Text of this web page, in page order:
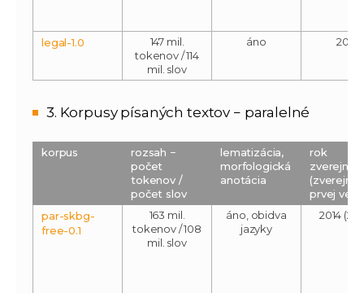
legal-1.0
147 mil.
tokenov / 114
mil. slov
áno 2011
3. Korpusy písaných textov − paralelné
korpus
rozsah −
počet
tokenov /
počet slov
lematizácia,
morfologická
anotácia
rok
prvej
par-skbg-
free-0.1
163 mil.
tokenov / 108
mil. slov
áno, obidva
jazyky
2014